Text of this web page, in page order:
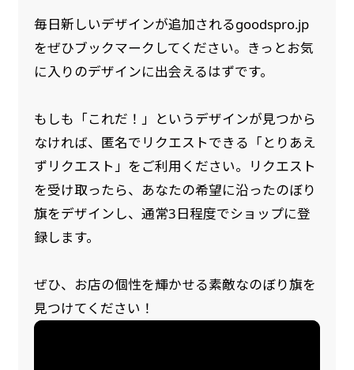
毎日新しいデザインが追加されるgoodspro.jp
をぜひブックマークしてください。きっとお気
に入りのデザインに出会えるはずです。
もしも「これだ！」というデザインが見つから
なければ、匿名でリクエストできる「とりあえ
ずリクエスト」をご利用ください。リクエスト
を受け取ったら、あなたの希望に沿ったのぼり
旗をデザインし、通常3日程度でショップに登
録します。
ぜひ、お店の個性を輝かせる素敵なのぼり旗を
見つけてください！